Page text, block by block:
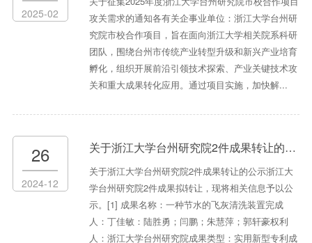
2025-02
攻关需求的通知各有关企事业单位：浙江大学台州研
究院市校合作项目，旨在面向浙江大学相关院系科研
团队，围绕台州市传统产业转型升级和新兴产业培育
孵化，组织开展前沿引领技术探索、产业关键技术攻
关和重大成果转化应用。通过项目实施，加快解...
26
2024-12
关于浙江大学台州研究院2件成果转让的公示
关于浙江大学台州研究院2件成果转让的公示浙江大
学台州研究院2件成果拟转让，现将相关信息予以公
示。[1] 成果名称：一种节水的飞灰清洗装置完成
人：丁佳敏：陆胜勇；闫鹏；朱慧萍；郭轩豪权利
人：浙江大学台州研究院成果类型：实用新型专利成